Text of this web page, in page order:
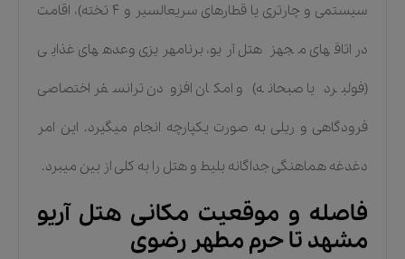
سیستمی و چارتری یا قطارهای سریعالسیر و 4 تخته)، اقامت
در اتاقهای مجهز هتل آریو، برنامهریزی وعدههای غذایی
(فولبرد یا صبحانه) و امکان افزودن ترانسفر اختصاصی
فرودگاهی و ریلی به صورت یکپارچه انجام میگیرد. این امر
دغدغه هماهنگی جداگانه بلیط و هتل را به کلی از بین میبرد.
فاصله و موقعیت مکانی هتل آریو
مشهد تا حرم مطهر رضوی